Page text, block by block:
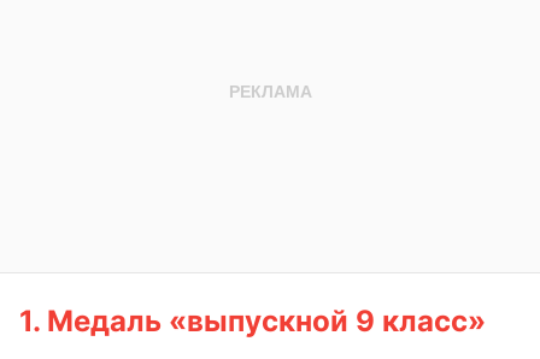
1. Медаль «выпускной 9 класс»